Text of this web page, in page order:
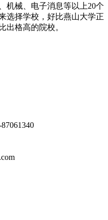
机械、电子消息等以上20个
选择学校，好比燕山大学正
出格高的院校。